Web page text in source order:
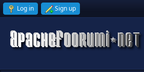
Log in Sign up